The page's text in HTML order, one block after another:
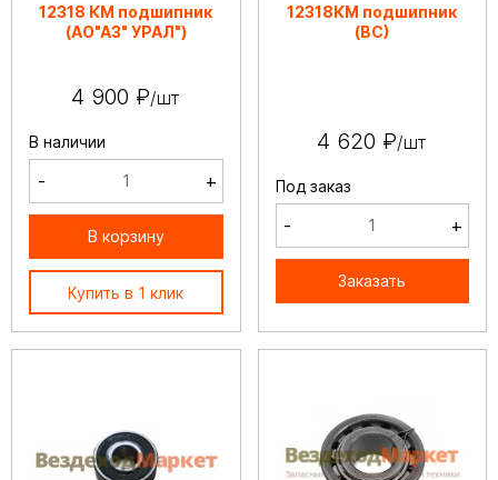
12318 КМ подшипник
(АО"АЗ" УРАЛ")
4 900 ₽/шт
В наличии
- +
В корзину
Купить в 1 клик
12318КМ подшипник
(ВС)
4 620 ₽/шт
Под заказ
- +
Заказать